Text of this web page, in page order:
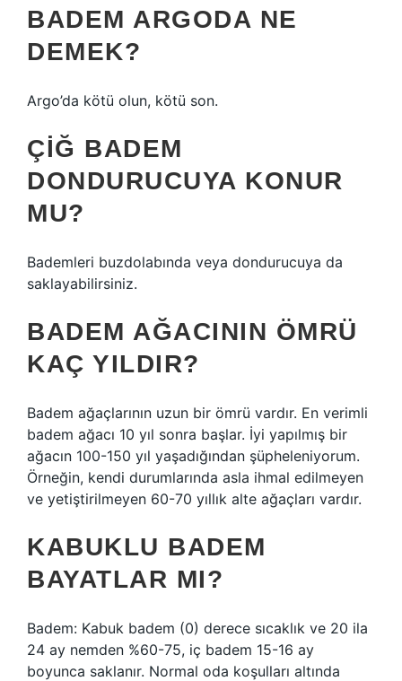
BADEM ARGODA NE
DEMEK?
Argo’da kötü olun, kötü son.
ÇIĞ BADEM
DONDURUCUYA KONUR
MU?
Bademleri buzdolabında veya dondurucuya da
saklayabilirsiniz.
BADEM AĞACININ ÖMRÜ
KAÇ YILDIR?
Badem ağaçlarının uzun bir ömrü vardır. En verimli
badem ağacı 10 yıl sonra başlar. İyi yapılmış bir
ağacın 100-150 yıl yaşadığından şüpheleniyorum.
Örneğin, kendi durumlarında asla ihmal edilmeyen
ve yetiştirilmeyen 60-70 yıllık alte ağaçları vardır.
KABUKLU BADEM
BAYATLAR MI?
Badem: Kabuk badem (0) derece sıcaklık ve 20 ila
24 ay nemden %60-75, iç badem 15-16 ay
boyunca saklanır. Normal oda koşulları altında